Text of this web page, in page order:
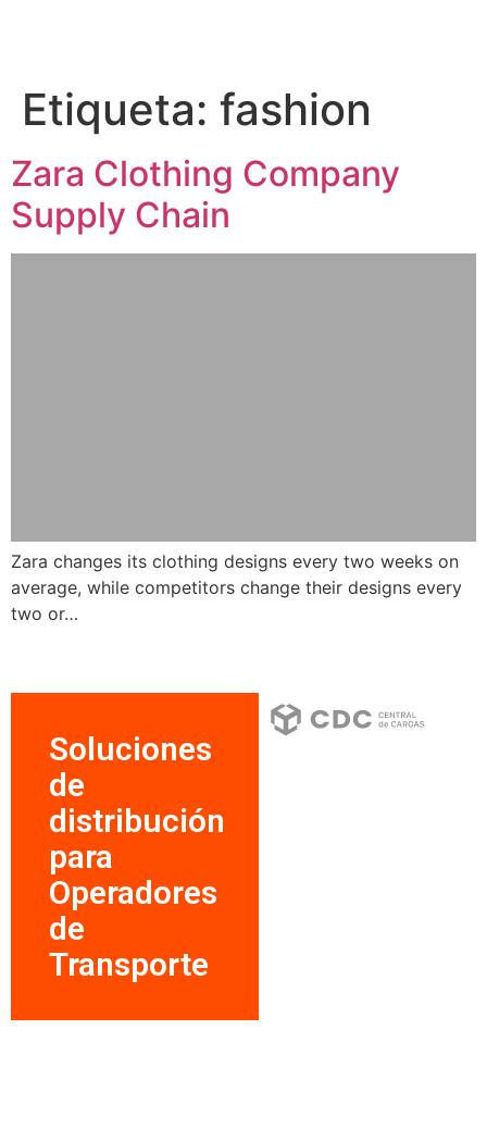
Etiqueta: fashion
Zara Clothing Company
Supply Chain
Zara changes its clothing designs every two weeks on
average, while competitors change their designs every
two or…
Soluciones
de
distribución
para
Operadores
de
Transporte